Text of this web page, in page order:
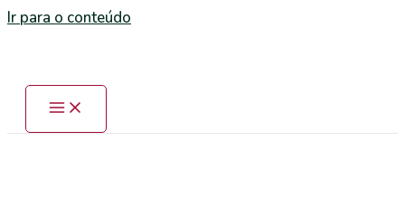
Ir para o conteúdo